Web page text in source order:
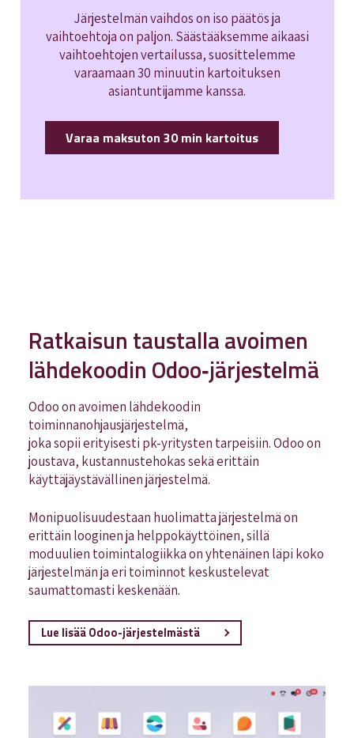
Järjestelmän vaihdos on iso päätös ja
vaihtoehtoja on paljon. Säästääksemme aikaasi
vaihtoehtojen vertailussa, suosittelemme
varaamaan 30 minuutin kartoituksen
asiantuntijamme kanssa.
Varaa maksuton 30 min kartoitus
Ratkaisun taustalla avoimen
lähdekoodin Odoo‑järjestelmä
Odoo on avoimen lähdekoodin
toiminnanohjausjärjestelmä,
joka sopii erityisesti pk-yritysten tarpeisiin. Odoo on
joustava, kustannustehokas sekä erittäin
käyttäjäystävällinen järjestelmä.
Monipuolisuudestaan huolimatta järjestelmä on
erittäin looginen ja helppokäyttöinen, sillä
moduulien toimintalogiikka on yhtenäinen läpi koko
järjestelmän ja eri toiminnot keskustelevat
saumattomasti keskenään.
Lue lisää Odoo-järjestelmästä